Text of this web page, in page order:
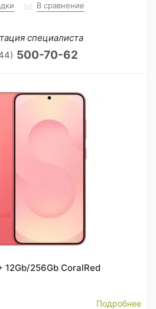
В сравнение
специалиста
500-70-62
12Gb/256Gb CoralRed
Подробнее